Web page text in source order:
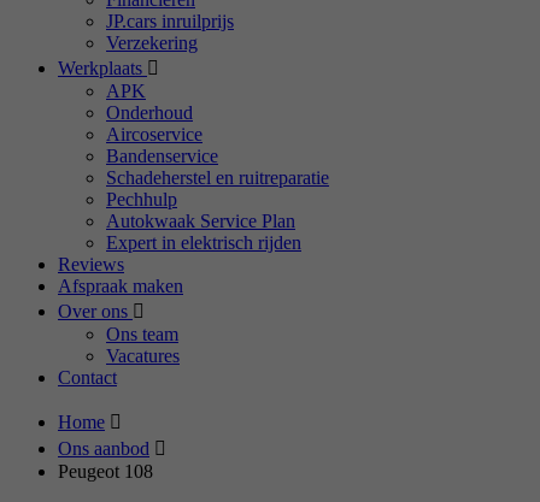
JP.cars inruilprijs
Verzekering
Werkplaats
APK
Onderhoud
Aircoservice
Bandenservice
Schadeherstel en ruitreparatie
Pechhulp
Autokwaak Service Plan
Expert in elektrisch rijden
Reviews
Afspraak maken
Over ons
Ons team
Vacatures
Contact
Home
Ons aanbod
Peugeot 108